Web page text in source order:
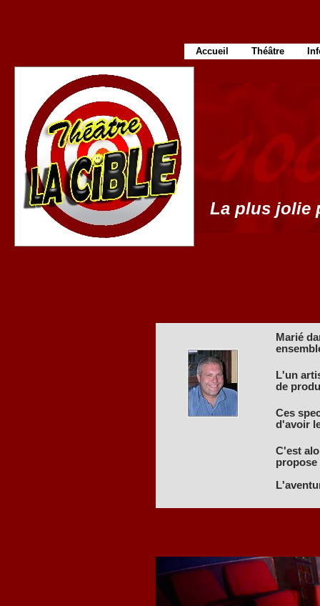
Marié
L'un
de
Ces
d'avoir
C'est
propose
La plus jolie
Accueil Théâtre